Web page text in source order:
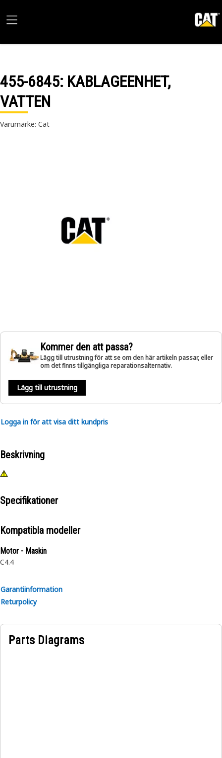
455-6845: KABLAGEENHET,
VATTEN
Varumärke: Cat
Kommer den att passa?
Lägg till utrustning för att se om den här artikeln passar, eller
om det finns tillgängliga reparationsalternativ.
Lägg till utrustning
Logga in för att visa ditt kundpris
Beskrivning
Specifikationer
Kompatibla modeller
Motor - Maskin
C4.4
Garantiinformation
Returpolicy
Parts Diagrams